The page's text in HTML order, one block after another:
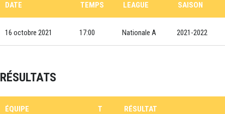
DATE TEMPS LEAGUE SAISON
16 octobre 2021 17:00 Nationale A 2021-2022
RÉSULTATS
ÉQUIPE T RÉSULTAT